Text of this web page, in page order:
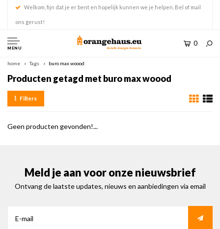
Welkom, fijn dat je er bent en hopelijk kunnen we je helpen. Bel of mail
ons gerust!
MENU
0
home Tags buro max woood
Producten getagd met buro max woood
Filters
Geen producten gevonden!...
Meld je aan voor onze nieuwsbrief
Ontvang de laatste updates, nieuws en aanbiedingen via email